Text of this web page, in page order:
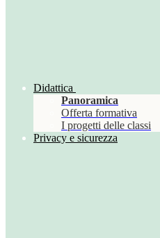
Didattica
Panoramica
Offerta formativa
I progetti delle classi
Privacy e sicurezza